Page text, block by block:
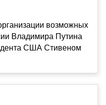
возможных
Владимира Путина
США Стивеном